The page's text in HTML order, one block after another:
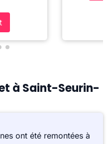
à Saint-Seurin-
ont été remontées à